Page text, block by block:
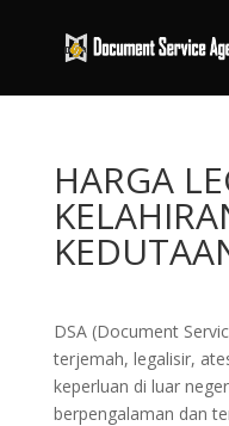
HARGA
DSA (Document
terjemah, legalisir,
keperluan di luar
berpengalaman dan